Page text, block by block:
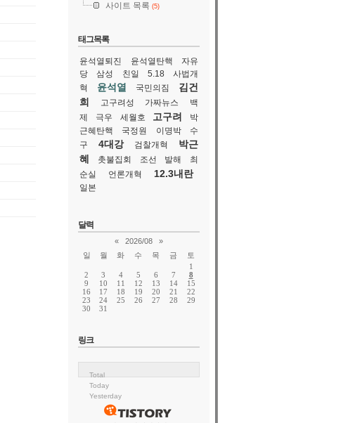
사이트 목록 (5)
태그목록
윤석열퇴진 윤석열탄핵
자유
당
삼성 친일 5.18
사법개
혁
윤석열 국민의짐
김건
희
고구려성 가짜뉴스
백
제
극우 세월호 고구려
박
근혜탄핵
국정원 이명박
수
구
4대강 검찰개혁
박근
혜
촛불집회 조선 발해
최
순실
언론개혁 12.3내란
일본
달력
« 2026/08
»
일
월 화 수 목 금
토
1
2
3 4 5 6 7
8
9
10 11 12 13 14
15
16
17 18 19 20 21
22
23
24 25 26 27 28
29
30
31
링크
Total
Today
Yesterday